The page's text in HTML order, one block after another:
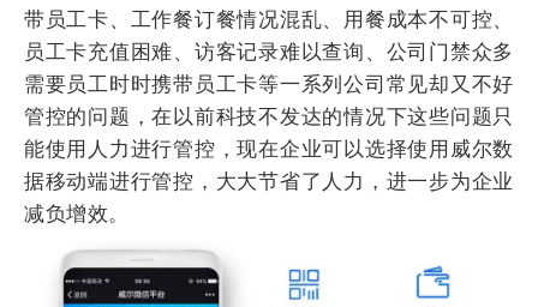
带员工卡、工作餐订餐情况混乱、用餐成本不可控、
员工卡充值困难、访客记录难以查询、公司门禁众多
需要员工时时携带员工卡等一系列公司常见却又不好
管控的问题，在以前科技不发达的情况下这些问题只
能使用人力进行管控，现在企业可以选择使用威尔数
据移动端进行管控，大大节省了人力，进一步为企业
减负增效。